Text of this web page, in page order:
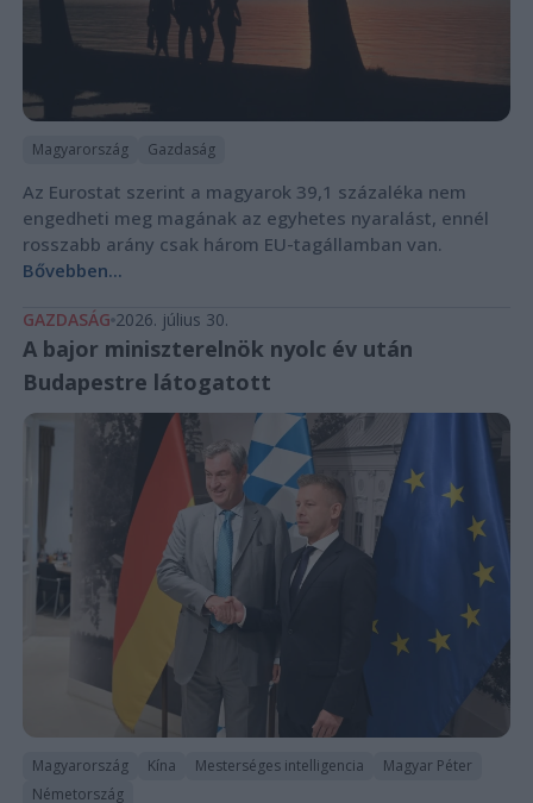
Magyarország Gazdaság
Az Eurostat szerint a magyarok 39,1 százaléka nem
engedheti meg magának az egyhetes nyaralást, ennél
rosszabb arány csak három EU-tagállamban van.
Bővebben...
GAZDASÁG 2026. július 30.
A bajor miniszterelnök nyolc év után
Budapestre látogatott
Magyarország Kína Mesterséges intelligencia
Magyar Péter
Németország